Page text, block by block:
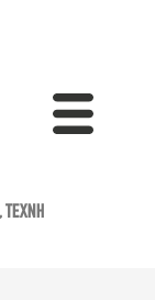
,ΤΈΧΝΗ